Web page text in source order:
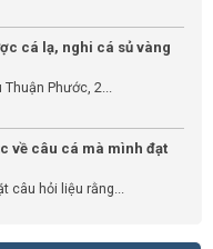
cá lạ, nghi cá sủ vàng
Phước, 2...
về câu cá mà mình đạt
câu hỏi liệu rằng...